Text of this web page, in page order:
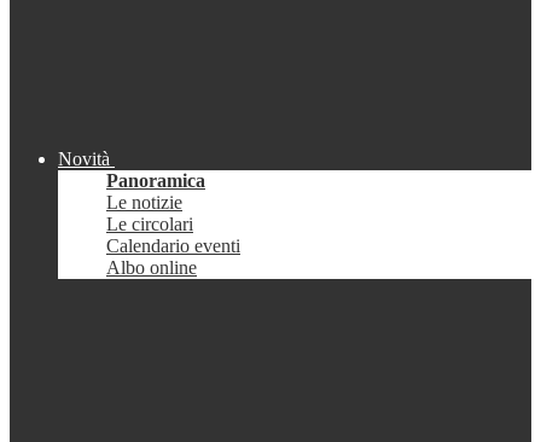
Novità
Panoramica
Le notizie
Le circolari
Calendario eventi
Albo online